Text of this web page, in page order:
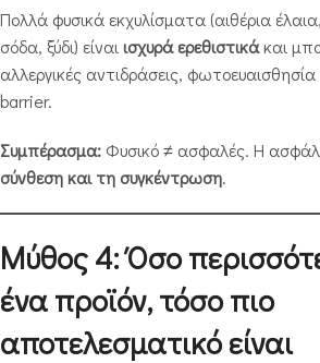
Πολλά φυσικά εκχυλίσματα (αιθέρια
σόδα, ξύδι) είναι ισχυρά ερεθιστικάκαι
αλλεργικές αντιδράσεις,
barrier.
Συμπέρασμα: Φυσικό ≠ ασφαλές. Η
σύνθεση και τη συγκέντρωση.
Μύθος 4: Όσο
ένα προϊόν, τόσο πιο
αποτελεσματικό είναι